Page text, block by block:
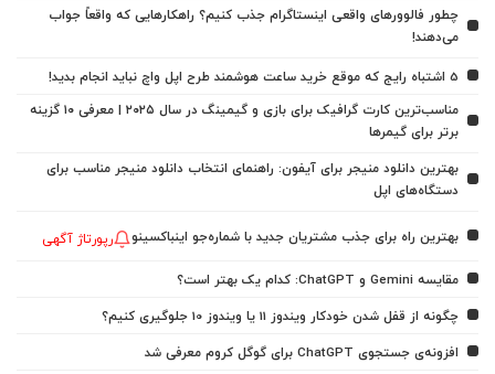
چطور فالوورهای واقعی اینستاگرام جذب کنیم؟ راهکارهایی که واقعاً جواب
می‌دهند!
5 اشتباه رایج که موقع خرید ساعت هوشمند طرح اپل واچ نباید انجام بدید!
مناسب‌ترین کارت گرافیک برای بازی و گیمینگ در سال ۲۰۲۵ | معرفی ۱۰ گزینه
برتر برای گیمرها
بهترین دانلود منیجر برای آیفون: راهنمای انتخاب دانلود منیجر مناسب برای
دستگاه‌های اپل
بهترین راه برای جذب مشتریان جدید با شماره‌جو اینباکسینو رپورتاژ آگهی
مقایسه Gemini و ChatGPT: کدام یک بهتر است؟
چگونه از قفل شدن خودکار ویندوز 11 یا ویندوز 10 جلوگیری کنیم؟
افزونه‌ی جستجوی ChatGPT برای گوگل کروم معرفی شد